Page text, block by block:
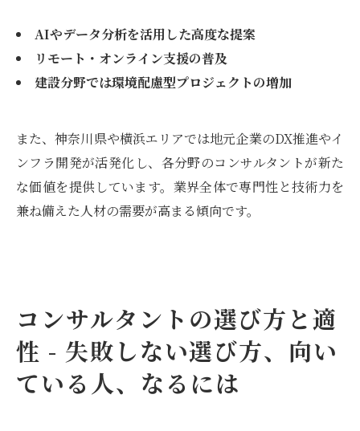
AIやデータ分析を活用した高度な提案
リモート・オンライン支援の普及
建設分野では環境配慮型プロジェクトの増加
また、神奈川県や横浜エリアでは地元企業のDX推進やイ
ンフラ開発が活発化し、各分野のコンサルタントが新た
な価値を提供しています。業界全体で専門性と技術力を
兼ね備えた人材の需要が高まる傾向です。
コンサルタントの選び方と適
性 - 失敗しない選び方、向い
ている人、なるには